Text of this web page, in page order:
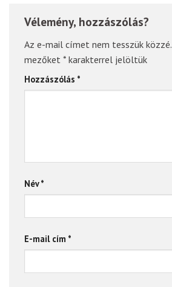
Vélemény, hozzászólás?
Az e-mail címet nem tesszük közzé.
mezőket * karakterrel jelöltük
Hozzászólás *
Név*
E-mail cím *